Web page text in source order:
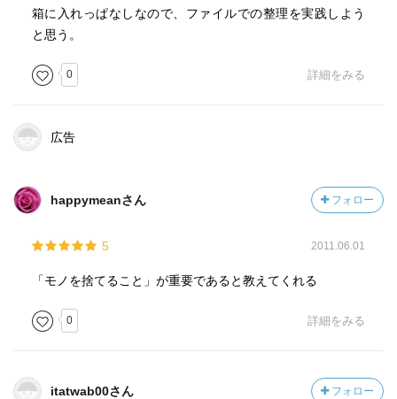
箱に入れっぱなしなので、ファイルでの整理を実践しよう
と思う。
0 詳細をみる
広告
happymeanさん フォロー
5 2011.06.01
「モノを捨てること」が重要であると教えてくれる
0 詳細をみる
itatwab00さん フォロー